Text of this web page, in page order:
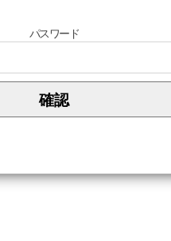
パスワード